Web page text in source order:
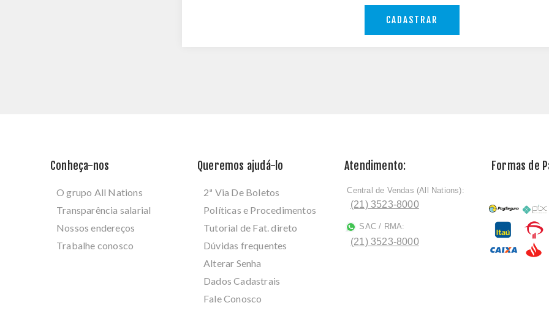
CADASTRAR
Conheça-nos
O grupo All Nations
Transparência salarial
Nossos endereços
Trabalhe conosco
Queremos ajudá-lo
2ª Via De Boletos
Políticas e Procedimentos
Tutorial de Fat. direto
Dúvidas frequentes
Alterar Senha
Dados Cadastrais
Fale Conosco
Atendimento:
ﾠCentral de Vendas (All Nations):
(21) 3523-8000
SAC / RMA:
(21) 3523-8000
Formas de